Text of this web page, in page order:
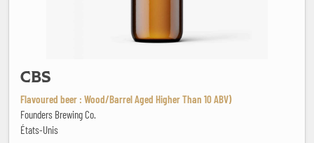
CBS
Flavoured beer : Wood/Barrel Aged Higher Than 10 ABV)
Founders Brewing Co.
États-Unis